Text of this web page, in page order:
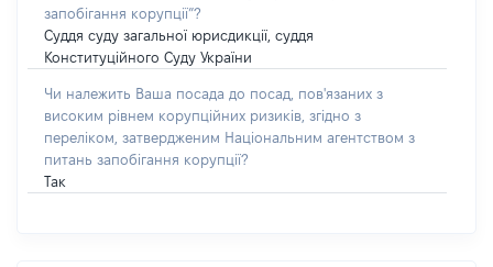
запобігання корупції”?
Суддя суду загальної юрисдикції, суддя
Конституційного Суду України
Чи належить Ваша посада до посад, пов'язаних з
високим рівнем корупційних ризиків, згідно з
переліком, затвердженим Національним агентством з
питань запобігання корупції?
Так